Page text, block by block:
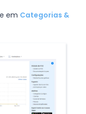
em Categorias &